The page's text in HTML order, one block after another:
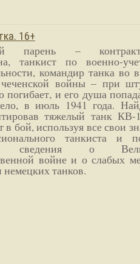
16+
парень –
танкист по военно-
командир танка во
войны – при
погибает, и его душа
в июль 1941 года.
тяжелый танк
в бой, используя все свои
танкиста и
сведения о
войне и о слабых
танков.